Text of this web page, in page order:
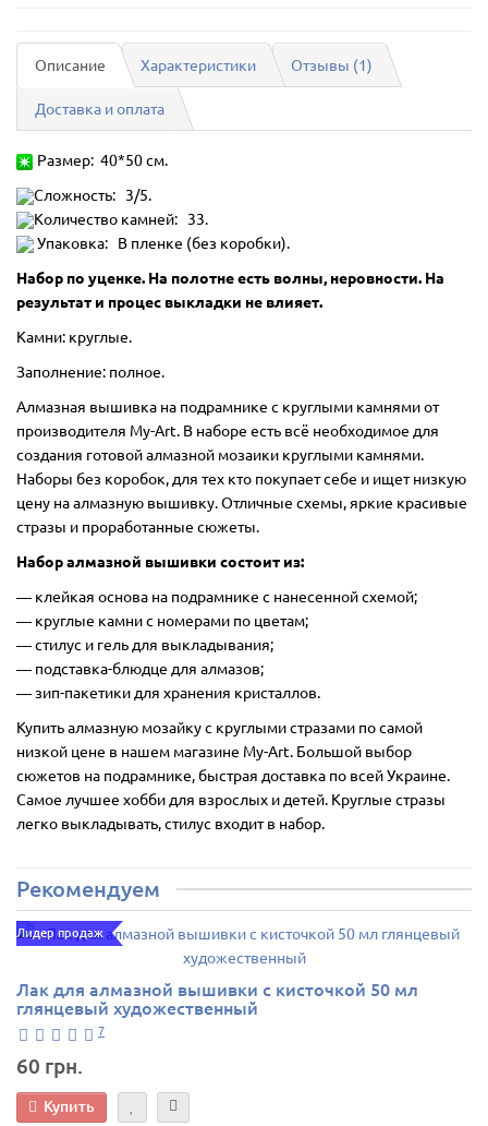
Описание Характеристики Отзывы (1)
Доставка и оплата
Размер: 40*50 см.
Сложность: 3/5.
Количество камней: 33.
Упаковка: В пленке (без коробки).
Набор по уценке. На полотне есть волны, неровности. На
результат и процес выкладки не влияет.
Камни: круглые.
Заполнение: полное.
Алмазная вышивка на подрамнике с круглыми камнями от
производителя My-Art. В наборе есть всё необходимое для
создания готовой алмазной мозаики круглыми камнями.
Наборы без коробок, для тех кто покупает себе и ищет низкую
цену на алмазную вышивку. Отличные схемы, яркие красивые
стразы и проработанные сюжеты.
Набор алмазной вышивки состоит из:
― клейкая основа на подрамнике с нанесенной схемой;
― круглые камни с номерами по цветам;
― стилус и гель для выкладывания;
― подставка-блюдце для алмазов;
― зип-пакетики для хранения кристаллов.
Купить алмазную мозайку с круглыми стразами по самой
низкой цене в нашем магазине My-Art. Большой выбор
сюжетов на подрамнике, быстрая доставка по всей Украине.
Самое лучшее хобби для взрослых и детей. Круглые стразы
легко выкладывать, стилус входит в набор.
Рекомендуем
Лидер продаж
Лак для алмазной вышивки с кисточкой 50 мл
глянцевый художественный
7
60 грн.
Купить